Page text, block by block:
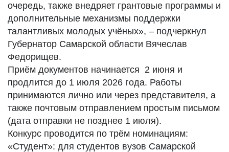
очередь, также внедряет грантовые программы и
дополнительные механизмы поддержки
талантливых молодых учёных», – подчеркнул
Губернатор Самарской области Вячеслав
Федорищев.
Приём документов начинается 2 июня и
продлится до 1 июля 2026 года. Работы
принимаются лично или через представителя, а
также почтовым отправлением простым письмом
(дата отправки не позднее 1 июля).
Конкурс проводится по трём номинациям:
«Студент»: для студентов вузов Самарской